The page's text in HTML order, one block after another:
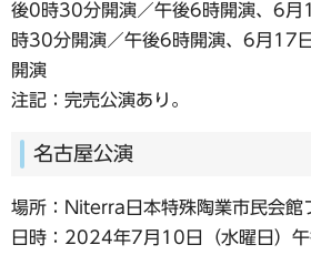
後0時30分開演／午後6時開演、6月
時30分開演／午後6時開演、6月17
開演
注記：完売公演あり。
名古屋公演
場所：Niterra日本特殊陶業市民会館
日時：2024年7月10日（水曜日）